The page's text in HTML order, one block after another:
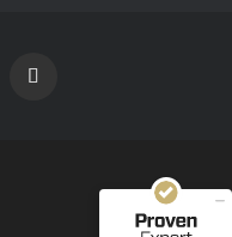
40